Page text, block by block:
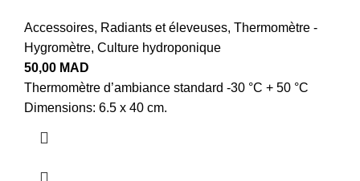
Accessoires, Radiants et éleveuses, Thermomètre -
Hygromètre, Culture hydroponique
50,00 MAD
Thermomètre d’ambiance standard -30 °C + 50 °C
Dimensions: 6.5 x 40 cm.